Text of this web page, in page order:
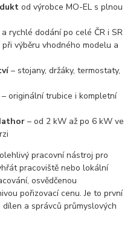
od výrobce MO-EL s plnou
a rychlé dodání po celé ČR i SR
při výběru vhodného modelu a
– stojany, držáky, termostaty,
– originální trubice i kompletní
– od 2 kW až po 6 kW ve
pracovní nástroj pro
pracoviště nebo lokální
osvědčenou
pořizovací cenu. Je to první
a správců průmyslových